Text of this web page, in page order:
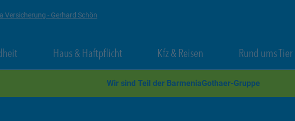
Versicherung - Gerhard Schön
Link Opens in New Tab
Haus & HaftpflichtLink Opens in New Tab
Kfz & Reisen Link Opens in New Tab
Rund ums Tier
Wir sind Teil der BarmeniaGothaer-Gruppe